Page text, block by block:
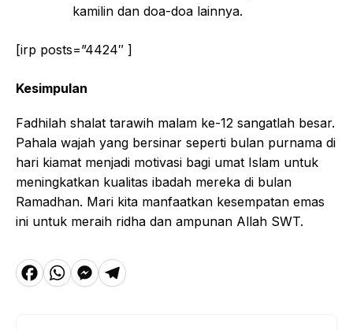
kamilin dan doa-doa lainnya.
[irp posts=”4424″ ]
Kesimpulan
Fadhilah shalat tarawih malam ke-12 sangatlah besar.
Pahala wajah yang bersinar seperti bulan purnama di
hari kiamat menjadi motivasi bagi umat Islam untuk
meningkatkan kualitas ibadah mereka di bulan
Ramadhan. Mari kita manfaatkan kesempatan emas
ini untuk meraih ridha dan ampunan Allah SWT.
F WMT